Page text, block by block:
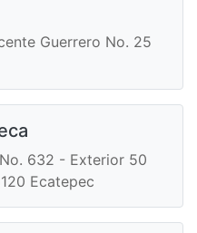
Guerrero No. 25
632 - Exterior 50
Ecatepec